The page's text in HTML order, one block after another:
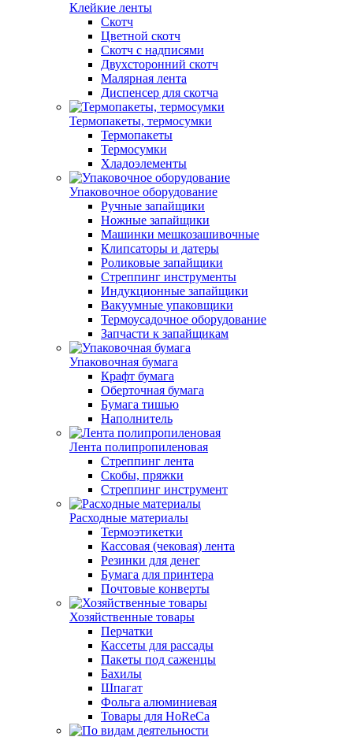
Клейкие ленты
Скотч
Цветной скотч
Скотч с надписями
Двухсторонний скотч
Малярная лента
Диспенсер для скотча
Термопакеты, термосумки
Термопакеты
Термосумки
Хладоэлементы
Упаковочное оборудование
Ручные запайщики
Ножные запайщики
Машинки мешкозашивочные
Клипсаторы и датеры
Роликовые запайщики
Стреппинг инструменты
Индукционные запайщики
Вакуумные упаковщики
Термоусадочное оборудование
Запчасти к запайщикам
Упаковочная бумага
Крафт бумага
Оберточная бумага
Бумага тишью
Наполнитель
Лента полипропиленовая
Стреппинг лента
Скобы, пряжки
Стреппинг инструмент
Расходные материалы
Термоэтикетки
Кассовая (чековая) лента
Резинки для денег
Бумага для принтера
Почтовые конверты
Хозяйственные товары
Перчатки
Кассеты для рассады
Пакеты под саженцы
Бахилы
Шпагат
Фольга алюминиевая
Товары для HoReCa